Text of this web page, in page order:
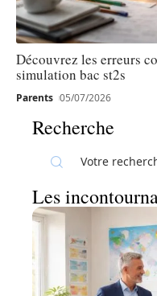
Découvrez les erreurs
simulation bac st2s
Parents 05/07/2026
Recherche
Les